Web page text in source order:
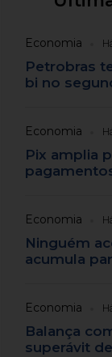
de
Economia
Petrobras
bi no
Economia
Pix amplia
Economia
Ninguém
acumula
Economia
Balança
superávit